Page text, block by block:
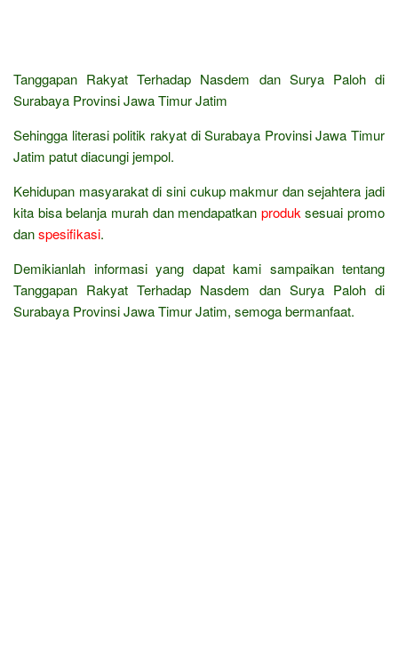
Tanggapan Rakyat Terhadap Nasdem dan Surya Paloh di
Surabaya Provinsi Jawa Timur Jatim
Sehingga literasi politik rakyat di Surabaya Provinsi Jawa Timur
Jatim patut diacungi jempol.
Kehidupan masyarakat di sini cukup makmur dan sejahtera jadi
kita bisa belanja murah dan mendapatkan produk sesuai promo
danspesifikasi.
Demikianlah informasi yang dapat kami sampaikan tentang
Tanggapan Rakyat Terhadap Nasdem dan Surya Paloh di
Surabaya Provinsi Jawa Timur Jatim, semoga bermanfaat.